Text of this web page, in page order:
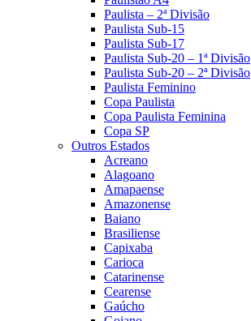
Paulista – 2ª Divisão
Paulista Sub-15
Paulista Sub-17
Paulista Sub-20 – 1ª Divisão
Paulista Sub-20 – 2ª Divisão
Paulista Feminino
Copa Paulista
Copa Paulista Feminina
Copa SP
Outros Estados
Acreano
Alagoano
Amapaense
Amazonense
Baiano
Brasiliense
Capixaba
Carioca
Catarinense
Cearense
Gaúcho